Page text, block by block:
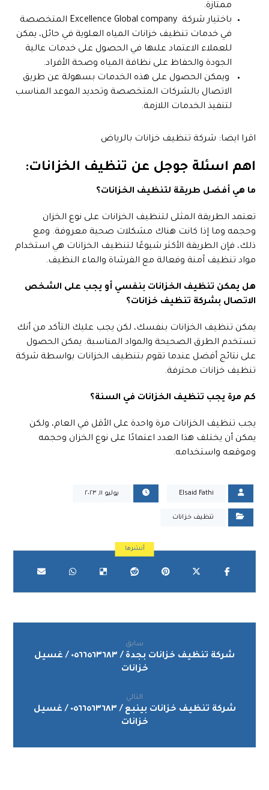
ممتازة.
باختيار شركة Excellence Global company المتخصصة
في خدمات تنظيف خزانات المياه العلوية في حائل، يمكن
للعملاء الاعتماد علىها في الحصول على خدمات عالية
الجودة والحفاظ على نظافة المياه وصحة الأفراد.
ويمكن الحصول على هذه الخدمات بسهولة عن طريق
الاتصال بالشركات المتخصصة وتحديد الموعد المناسب
لتنفيذ الخدمات اللازمة.
اقرا ايضا: شركة تنظيف خزانات بالرياض
اهم اسئلة جوجل عن تنظيف الخزانات:
ما هي أفضل طريقة لتنظيف الخزانات؟
تعتمد الطريقة المثلى لتنظيف الخزانات على نوع الخزان
وحجمه وما إذا كانت هناك مشكلات صحية معروفة. ومع
ذلك، فإن الطريقة الأكثر شيوعًا لتنظيف الخزانات هي استخدام
مواد تنظيف آمنة وفعالة مع الفرشاة والماء النظيف.
هل يمكن تنظيف الخزانات بنفسي أو يجب على الشخص
الاتصال بشركة تنظيف خزانات؟
يمكن تنظيف الخزانات بنفسك، لكن يجب عليك التأكد من أنك
تستخدم الطرق الصحيحة والمواد المناسبة. يمكن الحصول
على نتائج أفضل عندما تقوم بتنظيف الخزانات بواسطة شركة
تنظيف خزانات محترفة.
كم مرة يجب تنظيف الخزانات في السنة؟
يجب تنظيف الخزانات مرة واحدة على الأقل في العام، ولكن
يمكن أن يختلف هذا العدد اعتمادًا على نوع الخزان وحجمه
وموقعه واستخدامه.
Elsaid Fathi يوليو ١١, ٢٠٢٣
تنظيف خزانات
سابق
شركة تنظيف خزانات بجدة / ٠٥٦٦٥٦٣٦٨٣ / غسيل
خزانات
التالي
شركة تنظيف خزانات بينبع / ٠٥٦٦٥٦٣٦٨٣ / غسيل
خزانات